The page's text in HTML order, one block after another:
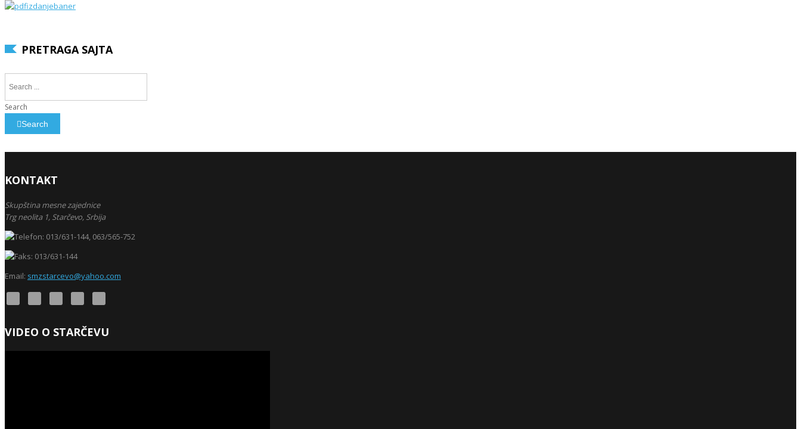
PRETRAGA SAJTA
Search
Search
KONTAKT
Skupština mesne zajednice
Trg neolita 1, Starčevo, Srbija
013/631-144, 063/565-752
013/631-144
Email: smzstarcevo@yahoo.com
VIDEO O STARČEVU